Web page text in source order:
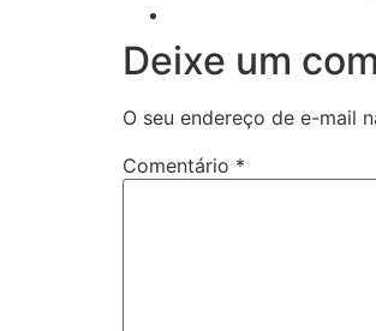
Deixe um
O seu endereço de e-mail
Comentário *